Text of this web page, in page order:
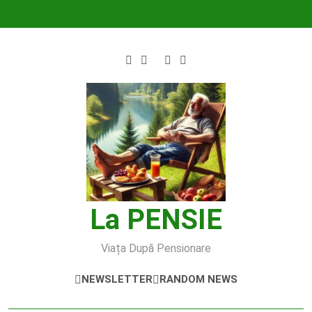
La PENSIE
Viața După Pensionare
NEWSLETTER RANDOM NEWS